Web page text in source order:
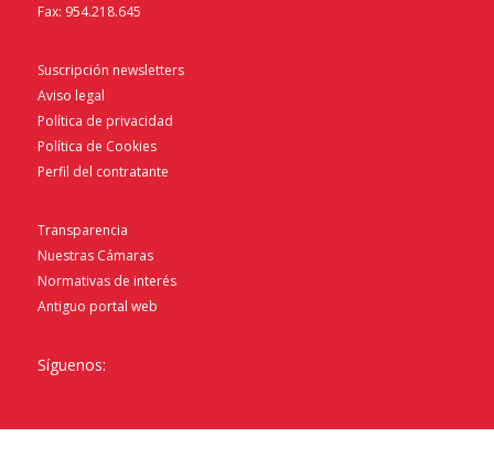
Fax: 954.218.645
Suscripción newsletters
Aviso legal
Política de privacidad
Política de Cookies
Perfil del contratante
Transparencia
Nuestras Cámaras
Normativas de interés
Antiguo portal web
Síguenos: